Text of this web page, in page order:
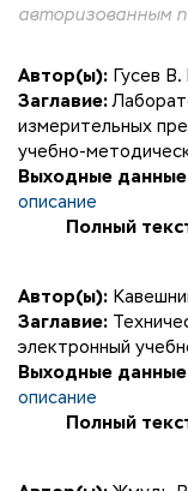
авторизованным
Автор(ы): Гусев В.
Заглавие:
измерительных
учебно-
Выходные
описание
Полный
Автор(ы):
Заглавие:
электронный
Выходные
описание
Полный